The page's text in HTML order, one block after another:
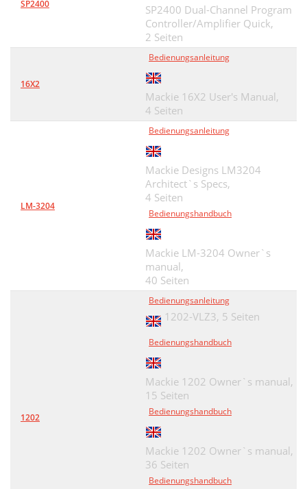
SP2400
SP2400 Dual-Channel Program
Controller/Amplifier Quick,
2 Seiten
16X2
Bedienungsanleitung
Mackie 16X2 User's Manual,
4 Seiten
LM-3204
Bedienungsanleitung
Mackie Designs LM3204
Architect`s Specs,
4 Seiten
Bedienungshandbuch
Mackie LM-3204 Owner`s
manual,
40 Seiten
1202
Bedienungsanleitung
1202-VLZ3, 5 Seiten
Bedienungshandbuch
Mackie 1202 Owner`s manual,
15 Seiten
Bedienungshandbuch
Mackie 1202 Owner`s manual,
36 Seiten
Bedienungshandbuch